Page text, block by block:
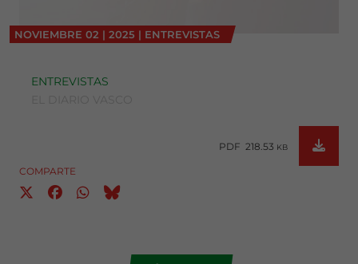
NOVIEMBRE 02 | 2025 | ENTREVISTAS
ENTREVISTAS
PDF 218.53 KB
COMPARTE